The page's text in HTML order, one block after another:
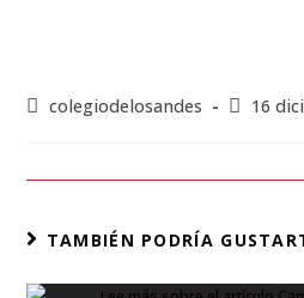
colegiodelosandes 16
TAMBIÉN PODRÍA